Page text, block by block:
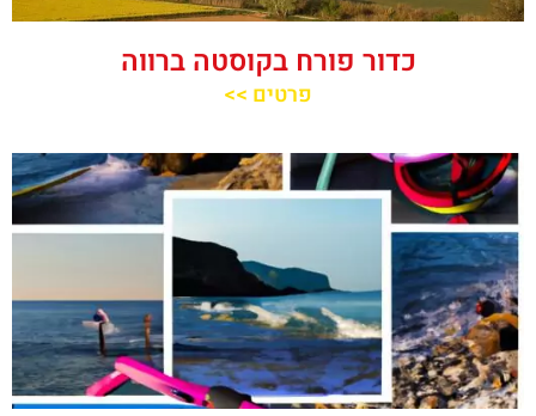
כדור פורח בקוסטה ברווה
פרטים >>